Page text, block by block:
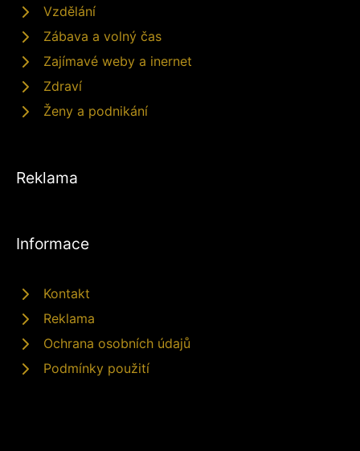
Vzdělání
Zábava a volný čas
Zajímavé weby a inernet
Zdraví
Ženy a podnikání
Reklama
Informace
Kontakt
Reklama
Ochrana osobních údajů
Podmínky použití